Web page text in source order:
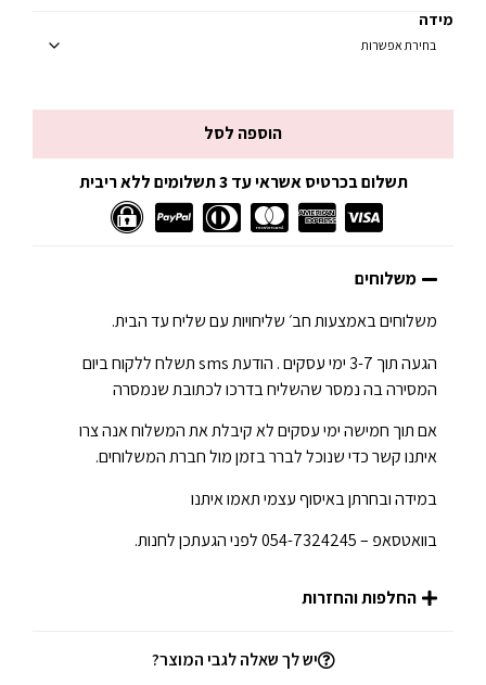
מידה
הוספה לסל
תשלום בכרטיס אשראי עד 3 תשלומים ללא ריבית
משלוחים
משלוחים באמצעות חב׳ שליחויות עם שליח עד הבית.
הגעה תוך 3-7 ימי עסקים . הודעת sms תשלח ללקוח ביום
המסירה בה נמסר שהשליח בדרכו לכתובת שנמסרה
אם תוך חמישה ימי עסקים לא קיבלת את המשלוח אנה צרו
איתנו קשר כדי שנוכל לברר בזמן מול חברת המשלוחים.
במידה ובחרתן באיסוף עצמי תאמו איתנו
בוואטסאפ – 054-7324245 לפני הגעתכן לחנות.
החלפות והחזרות
יש לך שאלה לגבי המוצר?